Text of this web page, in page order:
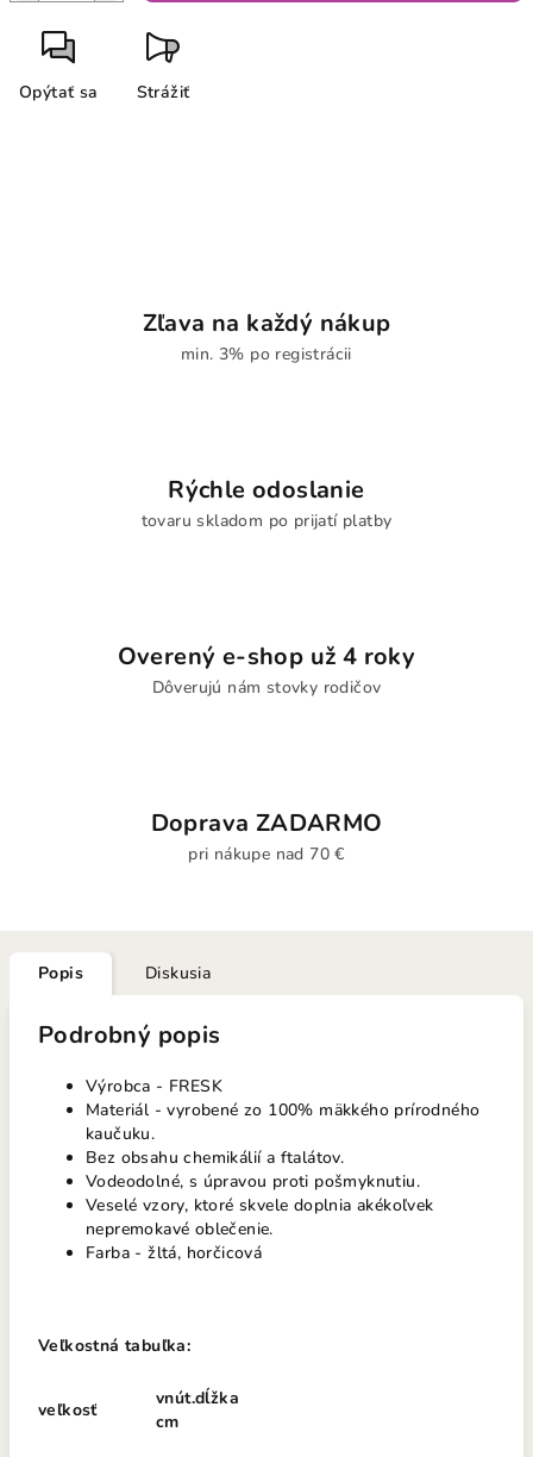
Opýtať sa Strážiť
Zľava na každý nákup
min. 3% po registrácii
Rýchle odoslanie
tovaru skladom po prijatí platby
Overený e-shop už 4 roky
Dôverujú nám stovky rodičov
Doprava ZADARMO
pri nákupe nad 70 €
Popis Diskusia
Podrobný popis
Výrobca - FRESK
Materiál - vyrobené zo 100% mäkkého prírodného
kaučuku.
Bez obsahu chemikálií a ftalátov.
Vodeodolné, s úpravou proti pošmyknutiu.
Veselé vzory, ktoré skvele doplnia akékoľvek
nepremokavé oblečenie.
Farba - žltá, horčicová
Veľkostná tabuľka:
veľkosť
vnút.dĺžka
cm